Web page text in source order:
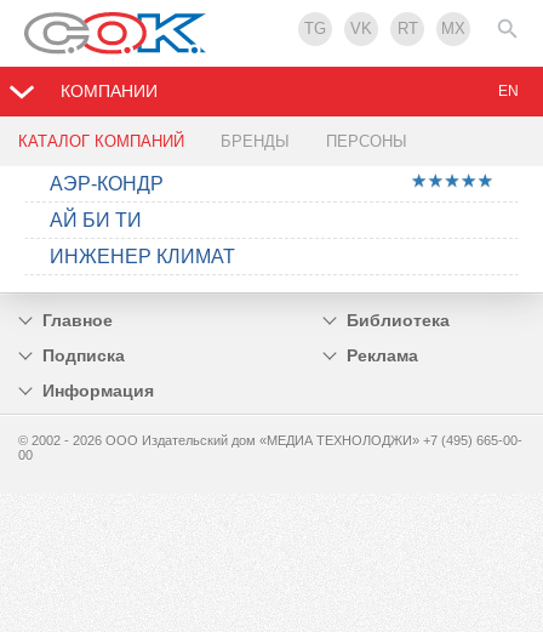
TG VK RT MX
КОМПАНИИ
КАТАЛОГ КОМПАНИЙ БРЕНДЫ ПЕРСОНЫ
EN
АЭР-КОНДР
АЙ БИ ТИ
ИНЖЕНЕР КЛИМАТ
Главное
Библиотека
Подписка
Реклама
Информация
© 2002 - 2026 OOO Издательский дом «МЕДИА ТЕХНОЛОДЖИ» +7 (495) 665-00-
00